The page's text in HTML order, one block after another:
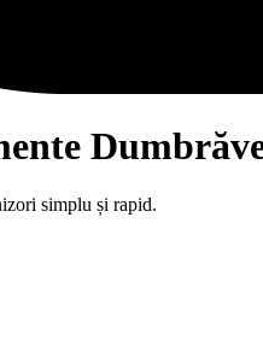
simplu și rapid.